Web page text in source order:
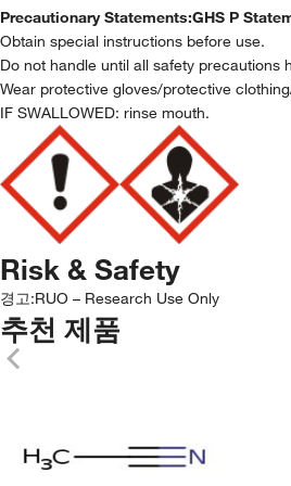
Precautionary Statements:GHS P
Obtain special instructions before use.
Do not handle until all safety precautions
Wear protective gloves/protective
IF SWALLOWED: rinse mouth.
Risk & Safety
경고:RUO – Research Use Only
추천 제품